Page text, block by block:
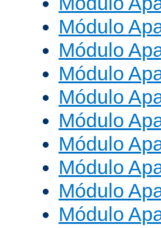
Módulo
Módulo
Módulo
Módulo
Módulo
Módulo
Módulo
Módulo
Módulo